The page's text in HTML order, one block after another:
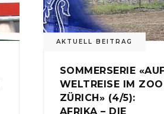
AKTUELL BEITRAG
SOMMERSERIE
WELTREISE IM ZOO
ZÜRICH» (4/5):
AFRIKA – DIE